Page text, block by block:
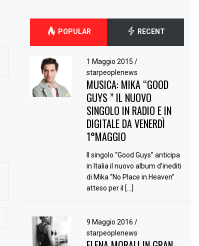
POPULAR RECENT
1 Maggio 2015 /
starpeoplenews
MUSICA: MIKA “GOOD
GUYS ” IL NUOVO
SINGOLO IN RADIO E IN
DIGITALE DA VENERDÌ
1°MAGGIO
Il singolo “Good Guys” anticipa
in Italia il nuovo album d’inediti
di Mika “No Place in Heaven”
atteso per il […]
9 Maggio 2016 /
starpeoplenews